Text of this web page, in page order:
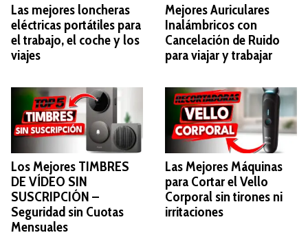
Las mejores loncheras
eléctricas portátiles para
el trabajo, el coche y los
viajes
Mejores Auriculares
Inalámbricos con
Cancelación de Ruido
para viajar y trabajar
Los Mejores TIMBRES
DE VÍDEO SIN
SUSCRIPCIÓN –
Seguridad sin Cuotas
Mensuales
Las Mejores Máquinas
para Cortar el Vello
Corporal sin tirones ni
irritaciones